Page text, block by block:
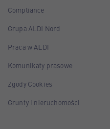
Compliance
Grupa ALDI Nord
Praca w ALDI
Komunikaty prasowe
Zgody Cookies
Grunty i nieruchomości